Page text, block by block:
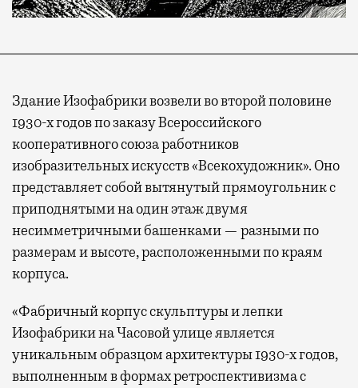
Здание Изофабрики возвели во второй половине
1930-х годов по заказу Всероссийского
кооперативного союза работников
изобразительных искусств «Всекохудожник». Оно
представляет собой вытянутый прямоугольник с
приподнятыми на один этаж двумя
несимметричными башенками — разными по
размерам и высоте, расположенными по краям
корпуса.
«Фабричный корпус скульптуры и лепки
Изофабрики на Часовой улице является
уникальным образцом архитектуры 1930-х годов,
выполненным в формах ретроспективизма с